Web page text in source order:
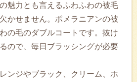
魅力とも言えるふわふわの被毛
かせません。ポメラニアンの被
の毛のダブルコートです。抜け
ので、毎日ブラッシングが必要
ンジやブラック、クリーム、ホ